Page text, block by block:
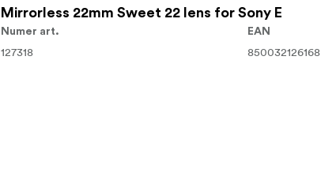
Mirrorless 22mm Sweet 22 lens for Sony E
Numer art.
127318
EAN
850032126168